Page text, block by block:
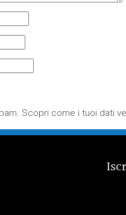
Scopri come i tuoi dati